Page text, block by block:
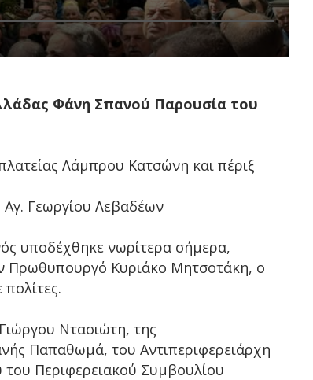
Φάνη Σπανού Παρουσία του
Λάμπρου Κατσώνη και πέριξ
Γεωργίου Λεβαδέων
υποδέχθηκε νωρίτερα σήμερα,
Πρωθυπουργό Κυριάκο Μητσοτάκη, ο
Ντασιώτη, της
Παπαθωμά, του Αντιπεριφερειάρχη
Περιφερειακού Συμβουλίου